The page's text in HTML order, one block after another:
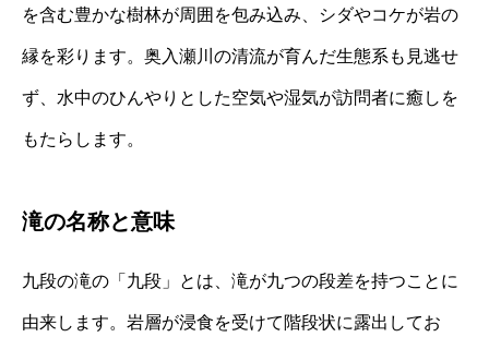
を含む豊かな樹林が周囲を包み込み、シダやコケが岩の
縁を彩ります。奥入瀬川の清流が育んだ生態系も見逃せ
ず、水中のひんやりとした空気や湿気が訪問者に癒しを
もたらします。
滝の名称と意味
九段の滝の「九段」とは、滝が九つの段差を持つことに
由来します。岩層が浸食を受けて階段状に露出してお